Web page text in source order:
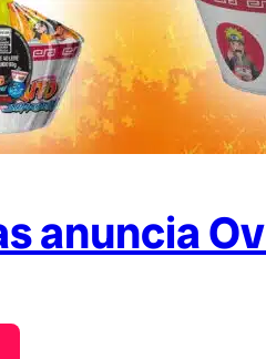
anuncia